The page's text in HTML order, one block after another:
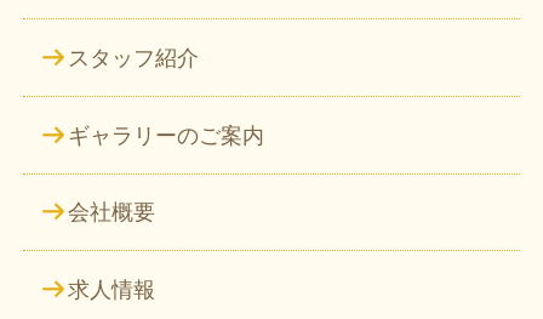
スタッフ紹介
ギャラリーのご案内
会社概要
求人情報